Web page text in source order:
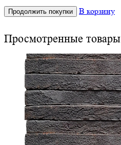
Продолжить покупки В корзину
Просмотренные товары